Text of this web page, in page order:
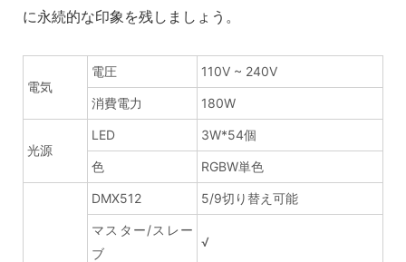
に永続的な印象を残しましょう。
電気
電圧 110V ~ 240V
消費電力 180W
光源
LED 3W*54個
色 RGBW単色
DMX512 5/9切り替え可能
マスター/スレー
ブ
√